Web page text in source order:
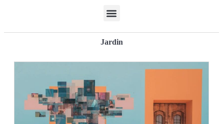
Jardin